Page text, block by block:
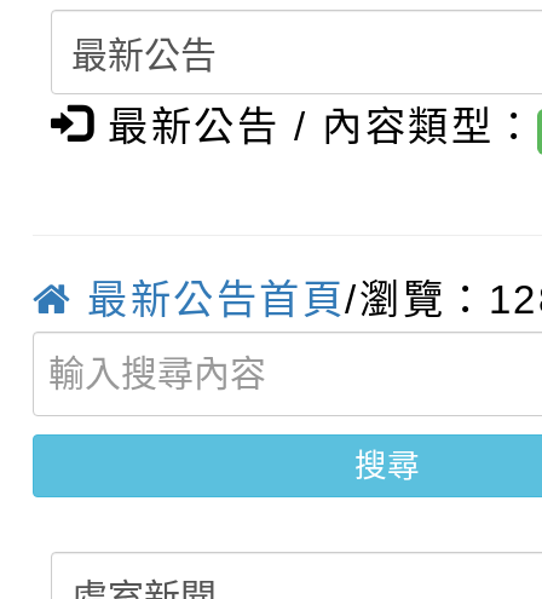
結果(第12招)
賽及師生本土語及新住
賽實施要點
轉知：「桃園市115學
比賽實施要點」
轉知：「115年金融知
畫影片一案
劇比賽實施要點」及修
表
轉知：桃園市115年度
敬師藝文競賽』實施計
【甄選結果(第11招)】
學年度第1學期第7次代
結果(第11招)
【甄選結果(第3招)】
學年度第1學期第9次代
結果(第3招)
最新公告 / 內容類型：
最新公告首頁/瀏覽：
搜尋